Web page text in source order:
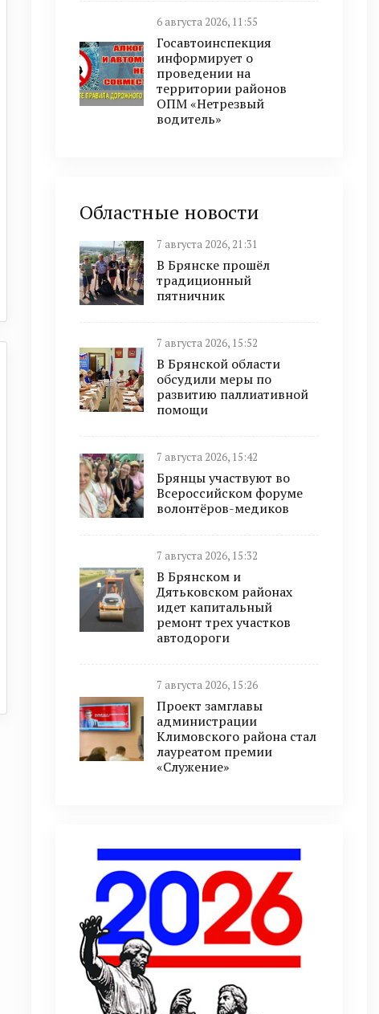
6 августа 2026, 11:55
Госавтоинспекция
информирует о
проведении на
территории районов
ОПМ «Нетрезвый
водитель»
Областные новости
7 августа 2026, 21:31
В Брянске прошёл
традиционный
пятничник
7 августа 2026, 15:52
В Брянской области
обсудили меры по
развитию паллиативной
помощи
7 августа 2026, 15:42
Брянцы участвуют во
Всероссийском форуме
волонтёров-медиков
7 августа 2026, 15:32
В Брянском и
Дятьковском районах
идет капитальный
ремонт трех участков
автодороги
7 августа 2026, 15:26
Проект замглавы
администрации
Климовского района стал
лауреатом премии
«Служение»